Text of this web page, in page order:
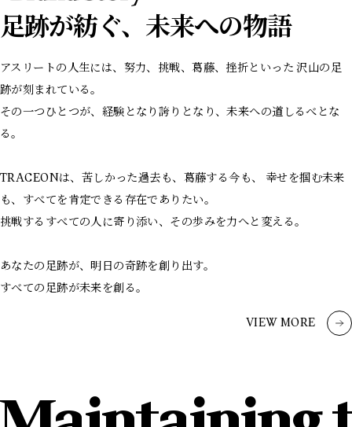
足跡が紡ぐ、未来への物語
アスリートの人生には、努力、挑戦、葛藤、挫折といった 沢山の足
跡が刻まれている。
その一つひとつが、経験となり誇りとなり、未来への道しるべとな
る。
TRACEONは、苦しかった過去も、葛藤する今も、 幸せを掴む未来
も、すべてを肯定できる存在でありたい。
挑戦するすべての人に寄り添い、その歩みを力へと変える。
あなたの足跡が、明日の奇跡を創り出す。
すべての足跡が未来を創る。
VIEW MORE